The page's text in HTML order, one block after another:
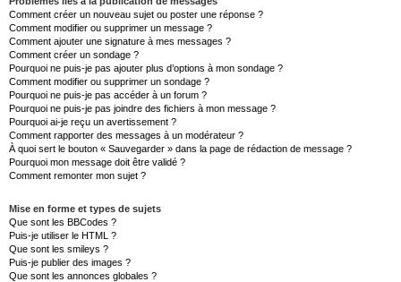
Comment créer un nouveau sujet ou poster une réponse ?
Comment modifier ou supprimer un message ?
Comment ajouter une signature à mes messages ?
Comment créer un sondage ?
Pourquoi ne puis-je pas ajouter plus d’options à mon sondage ?
Comment modifier ou supprimer un sondage ?
Pourquoi ne puis-je pas accéder à un forum ?
Pourquoi ne puis-je pas joindre des fichiers à mon message ?
Pourquoi ai-je reçu un avertissement ?
Comment rapporter des messages à un modérateur ?
À quoi sert le bouton « Sauvegarder » dans la page de rédaction de message ?
Pourquoi mon message doit être validé ?
Comment remonter mon sujet ?
Mise en forme et types de sujets
Que sont les BBCodes ?
Puis-je utiliser le HTML ?
Que sont les smileys ?
Puis-je publier des images ?
Que sont les annonces globales ?